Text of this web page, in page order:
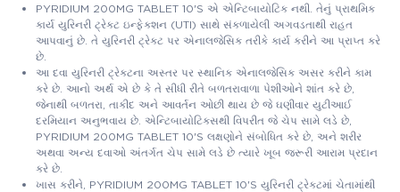
PYRIDIUM 200MG TABLET 10'S એ એન્ટિબાયોટિક નથી. તેનું પ્રાથમિક
કાર્ય યુરિનરી ટ્રેક્ટ ઇન્ફેક્શન (UTI) સાથે સંકળાયેલી અગવડતાથી રાહત
આપવાનું છે. તે યુરિનરી ટ્રેક્ટ પર એનાલજેસિક તરીકે કાર્ય કરીને આ પ્રાપ્ત કરે
છે.
આ દવા યુરિનરી ટ્રેક્ટના અસ્તર પર સ્થાનિક એનાલજેસિક અસર કરીને કામ
કરે છે. આનો અર્થ એ છે કે તે સીધી રીતે બળતરાવાળા પેશીઓને શાંત કરે છે,
જેનાથી બળતરા, તાકીદ અને આવર્તન ઓછી થાય છે જે ઘણીવાર યુટીઆઈ
દરમિયાન અનુભવાય છે. એન્ટિબાયોટિક્સથી વિપરીત જે ચેપ સામે લડે છે,
PYRIDIUM 200MG TABLET 10'S લક્ષણોને સંબોધિત કરે છે, અને શરીર
અથવા અન્ય દવાઓ અંતર્ગત ચેપ સામે લડે છે ત્યારે ખૂબ જરૂરી આરામ પ્રદાન
કરે છે.
ખાસ કરીને, PYRIDIUM 200MG TABLET 10'S યુરિનરી ટ્રેક્ટમાં ચેતામાંથી